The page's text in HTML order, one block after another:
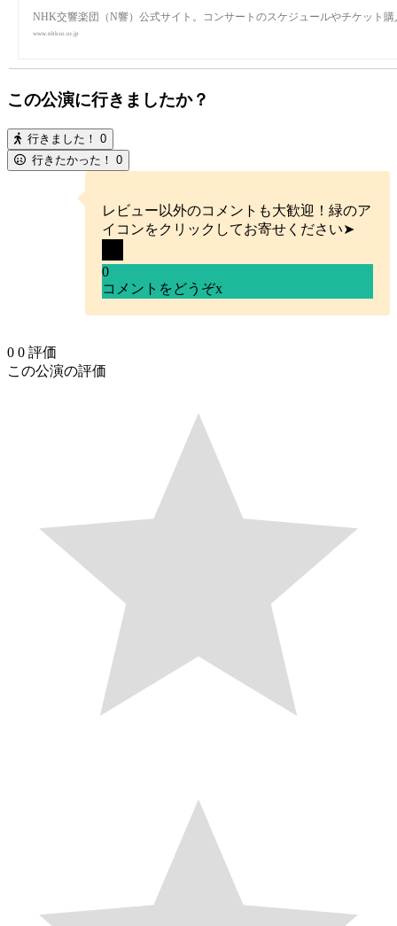
NHK交響楽団（N響）公式サイト。コンサートのスケジュールやチケット
www.nhkso.or.jp
この公演に行きましたか？
行きました！ 0
行きたかった！ 0
レビュー以外のコメントも大歓迎！緑のア
イコンをクリックしてお寄せください➤
0
コメントをどうぞx
0 0 評価
この公演の評価